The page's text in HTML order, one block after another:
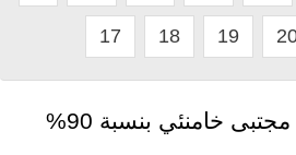
17 18 19
خامنئي بنسبة 90%